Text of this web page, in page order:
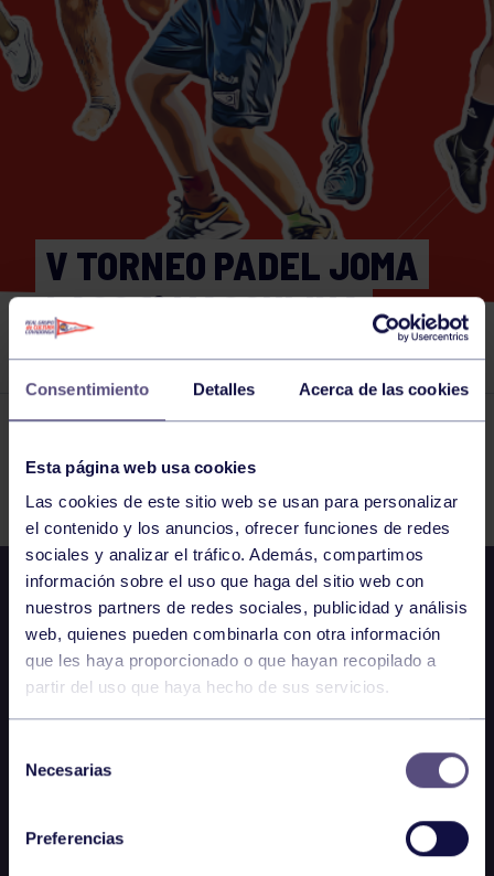
Consentimiento Detalles Acerca de las cookies
Esta página web usa cookies
Las cookies de este sitio web se usan para personalizar
el contenido y los anuncios, ofrecer funciones de redes
sociales y analizar el tráfico. Además, compartimos
información sobre el uso que haga del sitio web con
nuestros partners de redes sociales, publicidad y análisis
web, quienes pueden combinarla con otra información
que les haya proporcionado o que hayan recopilado a
partir del uso que haya hecho de sus servicios.
Necesarias
Preferencias
V TORNEO PADEL JOMA
LAGO 1ª MASCULINA
SOCIOS